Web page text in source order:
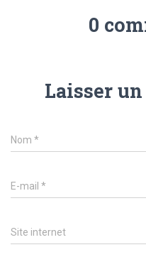
0
Laisser
Nom *
E-mail *
Site internet